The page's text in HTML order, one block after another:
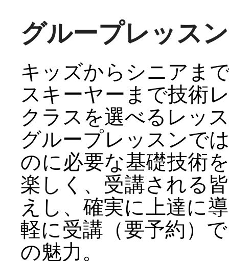
グループレッスン
キッズからシニアま
スキーヤーまで技術
クラスを選べるレッ
グループレッスンで
のに必要な基礎技術
楽しく、受講される
えし、確実に上達に
軽に受講（要予約）
の魅力。